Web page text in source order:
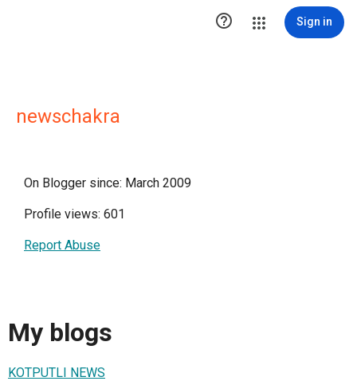
 Sign in
newschakra
On Blogger since: March 2009
Profile views: 601
Report Abuse
My blogs
KOTPUTLI NEWS